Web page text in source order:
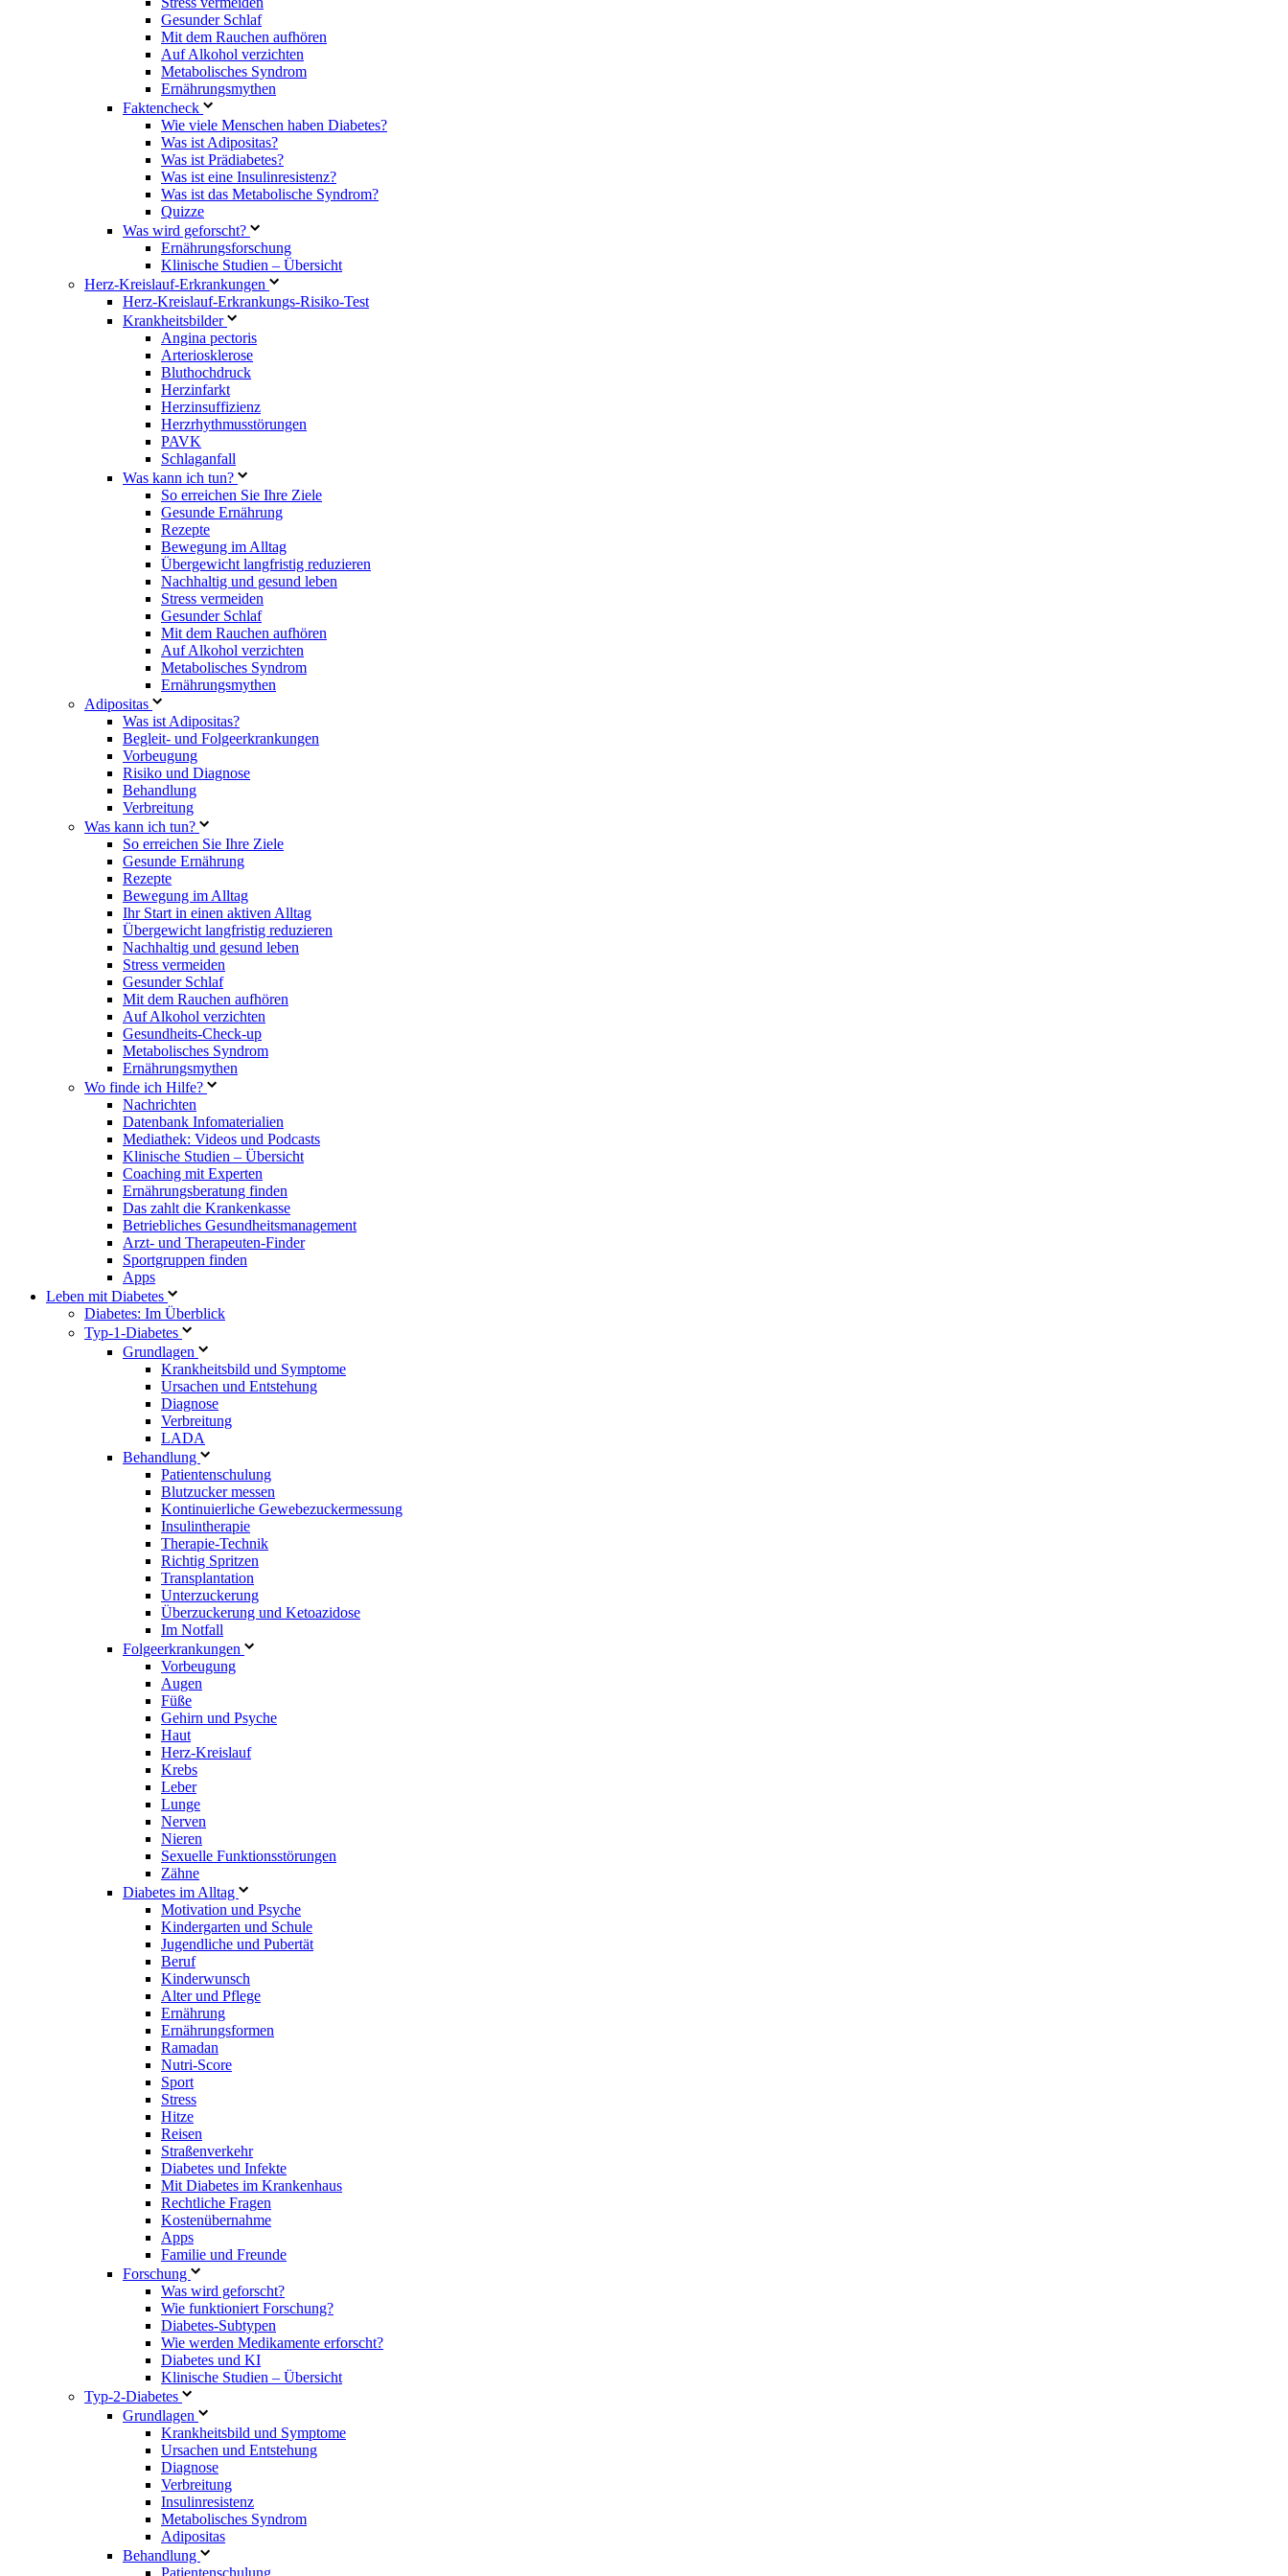
Gesunder Schlaf
Mit dem Rauchen aufhören
Auf Alkohol verzichten
Metabolisches Syndrom
Ernährungsmythen
Faktencheck
Wie viele Menschen haben Diabetes?
Was ist Adipositas?
Was ist Prädiabetes?
Was ist eine Insulinresistenz?
Was ist das Metabolische Syndrom?
Quizze
Was wird geforscht?
Ernährungsforschung
Klinische Studien – Übersicht
Herz-Kreislauf-Erkrankungen
Herz-Kreislauf-Erkrankungs-Risiko-Test
Krankheitsbilder
Angina pectoris
Arteriosklerose
Bluthochdruck
Herzinfarkt
Herzinsuffizienz
Herzrhythmusstörungen
PAVK
Schlaganfall
Was kann ich tun?
So erreichen Sie Ihre Ziele
Gesunde Ernährung
Rezepte
Bewegung im Alltag
Übergewicht langfristig reduzieren
Nachhaltig und gesund leben
Stress vermeiden
Gesunder Schlaf
Mit dem Rauchen aufhören
Auf Alkohol verzichten
Metabolisches Syndrom
Ernährungsmythen
Adipositas
Was ist Adipositas?
Begleit- und Folgeerkrankungen
Vorbeugung
Risiko und Diagnose
Behandlung
Verbreitung
Was kann ich tun?
So erreichen Sie Ihre Ziele
Gesunde Ernährung
Rezepte
Bewegung im Alltag
Ihr Start in einen aktiven Alltag
Übergewicht langfristig reduzieren
Nachhaltig und gesund leben
Stress vermeiden
Gesunder Schlaf
Mit dem Rauchen aufhören
Auf Alkohol verzichten
Gesundheits-Check-up
Metabolisches Syndrom
Ernährungsmythen
Wo finde ich Hilfe?
Nachrichten
Datenbank Infomaterialien
Mediathek: Videos und Podcasts
Klinische Studien – Übersicht
Coaching mit Experten
Ernährungsberatung finden
Das zahlt die Krankenkasse
Betriebliches Gesundheitsmanagement
Arzt- und Therapeuten-Finder
Sportgruppen finden
Apps
Leben mit Diabetes
Diabetes: Im Überblick
Typ-1-Diabetes
Grundlagen
Krankheitsbild und Symptome
Ursachen und Entstehung
Diagnose
Verbreitung
LADA
Behandlung
Patientenschulung
Blutzucker messen
Kontinuierliche Gewebezuckermessung
Insulintherapie
Therapie-Technik
Richtig Spritzen
Transplantation
Unterzuckerung
Überzuckerung und Ketoazidose
Im Notfall
Folgeerkrankungen
Vorbeugung
Augen
Füße
Gehirn und Psyche
Haut
Herz-Kreislauf
Krebs
Leber
Lunge
Nerven
Nieren
Sexuelle Funktionsstörungen
Zähne
Diabetes im Alltag
Motivation und Psyche
Kindergarten und Schule
Jugendliche und Pubertät
Beruf
Kinderwunsch
Alter und Pflege
Ernährung
Ernährungsformen
Ramadan
Nutri-Score
Sport
Stress
Hitze
Reisen
Straßenverkehr
Diabetes und Infekte
Mit Diabetes im Krankenhaus
Rechtliche Fragen
Kostenübernahme
Apps
Familie und Freunde
Forschung
Was wird geforscht?
Wie funktioniert Forschung?
Diabetes-Subtypen
Wie werden Medikamente erforscht?
Diabetes und KI
Klinische Studien – Übersicht
Typ-2-Diabetes
Grundlagen
Krankheitsbild und Symptome
Ursachen und Entstehung
Diagnose
Verbreitung
Insulinresistenz
Metabolisches Syndrom
Adipositas
Behandlung
Patientenschulung